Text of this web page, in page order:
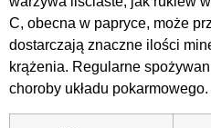
C, obecna w papryce, może
dostarczają znaczne ilości
krążenia. Regularne
choroby układu pokarmowego.